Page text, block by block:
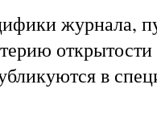
журнала,
в